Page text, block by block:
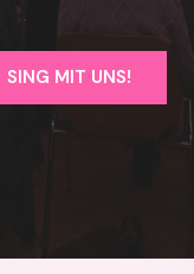
SING MIT UNS!